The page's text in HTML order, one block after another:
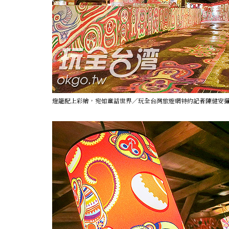
燈籠配上彩繪，宛如童話世界／玩全台灣旅遊網特約記者陳健安